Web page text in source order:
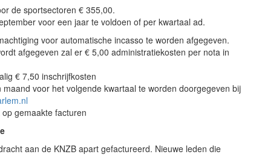
de sportsectoren € 355,00.
voor een jaar te voldoen of per kwartaal ad.
voor automatische incasso te worden afgegeven.
afgegeven zal er € 5,00 administratiekosten per nota in
€ 7,50 inschrijfkosten
voor het volgende kwartaal te worden doorgegeven bij
gemaakte facturen
aan de KNZB apart gefactureerd. Nieuwe leden die